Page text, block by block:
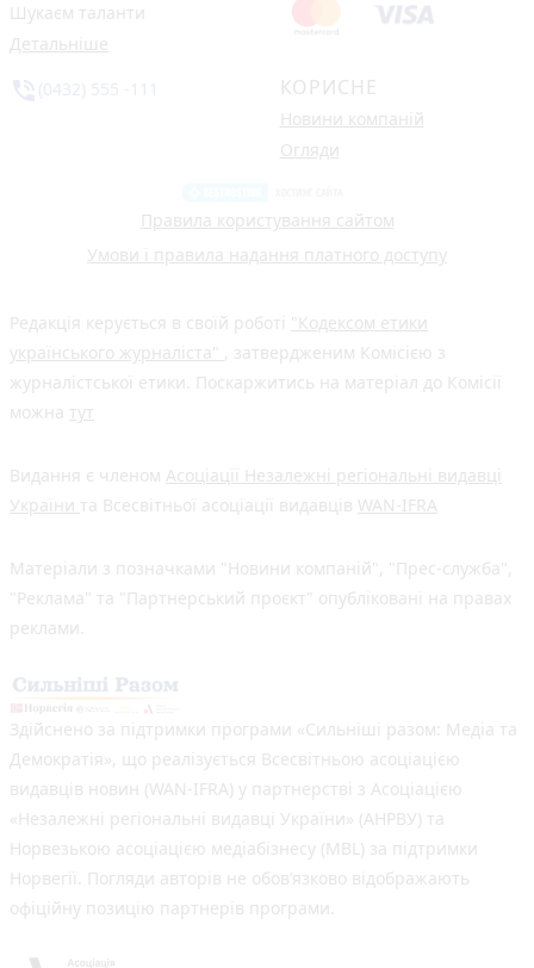
Шукаєм таланти
Детальніше
КОРИСНЕ
Новини компаній
Огляди
Правила користування сайтом
Умови і правила надання платного доступу
Редакція керується в своїй роботі "Кодексом етики
українського журналіста" , затвердженим Комісією з
журналістської етики. Поскаржитись на матеріал до Комісії
можна тут
Видання є членом Асоціації Незалежні регіональні видавці
України та Всесвітньої асоціації видавців WAN-IFRA
Матеріали з позначками "Новини компаній", "Прес-служба",
"Реклама" та "Партнерський проєкт" опубліковані на правах
реклами.
Здійснено за підтримки програми «Сильніші разом: Медіа та
Демократія», що реалізується Всесвітньою асоціацією
видавців новин (WAN-IFRA) у партнерстві з Асоціацією
«Незалежні регіональні видавці України» (АНРВУ) та
Норвезькою асоціацією медіабізнесу (MBL) за підтримки
Норвегії. Погляди авторів не обов’язково відображають
офіційну позицію партнерів програми.